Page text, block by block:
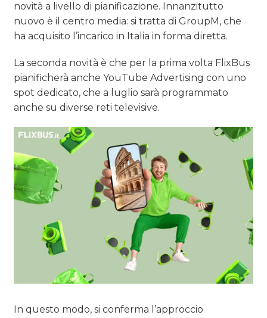
novità a livello di pianificazione. Innanzitutto
nuovo è il centro media: si tratta di GroupM, che
ha acquisito l’incarico in Italia in forma diretta.
La seconda novità è che per la prima volta FlixBus
pianificherà anche YouTube Advertising con uno
spot dedicato, che a luglio sarà programmato
anche su diverse reti televisive.
In questo modo, si conferma l’approccio